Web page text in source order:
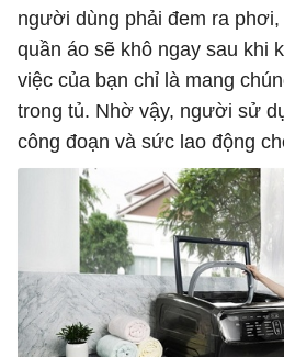
người dùng phải đem ra
quần áo sẽ khô ngay sau khi
việc của bạn chỉ là mang
trong tủ. Nhờ vậy, người sử
công đoạn và sức lao động